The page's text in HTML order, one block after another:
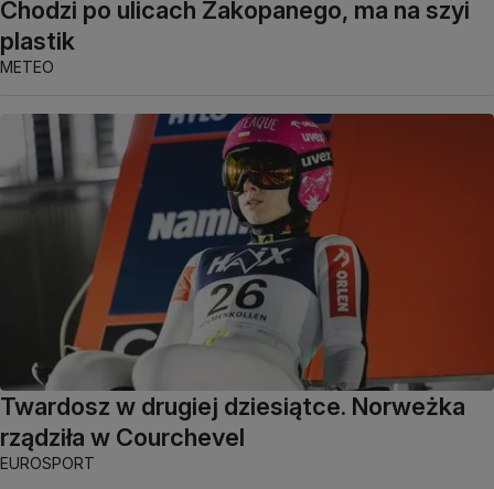
Chodzi po ulicach Zakopanego, ma na szyi
plastik
METEO
Twardosz w drugiej dziesiątce. Norweżka
rządziła w Courchevel
EUROSPORT